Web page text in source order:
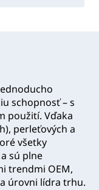
schopnosť – s
použití. Vďaka
perleťových a
všetky
sú plne
trendmi OEM,
úrovni lídra trhu.